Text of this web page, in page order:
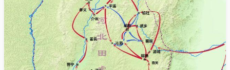
弄 修復小南門標注位置 添加喬家浜支流、西喬家浜標注 標注消
失路段：新升里、花園弄、同仁里、東同仁里大致走向 標注以拆
除弄堂：同仁弄 標注以消失建築大致方位：咸宜堂、羅老太廟 小
西門片： 添加路網：守署街 其他區域： 添加路網：西唐家弄、
中唐家弄、東唐家弄、梅家弄、魚行橋街 2025年10月29日更新
修復大同大學、新普育堂範圍 老西門：添加陳英士紀念塔 添加優